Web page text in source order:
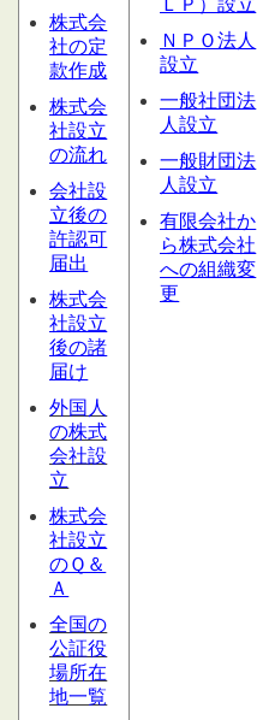
株式会
社の定
款作成
株式会
社設立
の流れ
会社設
立後の
許認可
届出
株式会
社設立
後の諸
届け
外国人
の株式
会社設
立
株式会
社設立
のＱ＆
Ａ
全国の
公証役
場所在
地一覧
ＮＰＯ法人
設立
一般社団法
人設立
一般財団法
人設立
有限会社か
ら株式会社
への組織変
更